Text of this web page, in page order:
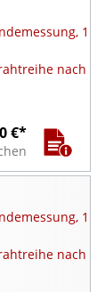
1
nach
€*
1
nach